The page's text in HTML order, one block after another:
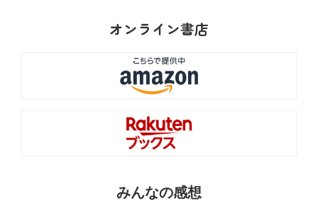
オンライン書店
みんなの感想